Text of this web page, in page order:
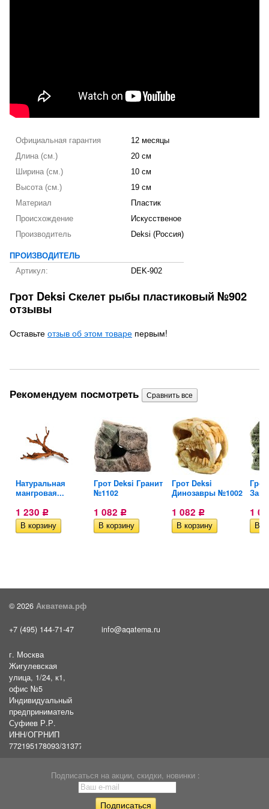
Официальная гарантия
12 месяцы
Длина (см.)
20 см
Ширина (см.)
10 см
Высота (см.)
19 см
Материал
Пластик
Происхождение
Искусственое
Производитель
Deksi (Россия)
ПРОИЗВОДИТЕЛЬ
Артикул:
DEK-902
Грот Deksi Скелет рыбы пластиковый №902
отзывы
Оставьте отзыв об этом товаре первым!
Рекомендуем посмотреть
Натуральная
мангровая...
1 230 Р
Грот Deksi Гранит
№1102
1 082 Р
Грот Deksi
Динозавры №1002
1 082 Р 1
© 2026 Акватема.рф
+7 (495) 144-71-47 info@aqatema.ru
г. Москва
Жигулевская
улица, 1/24, к1,
офис №5
Индивидуальный
предприниматель
Суфиев Р.Р.
ИНН/ОГРНИП
772195178093/31377461610054
Подписаться на акции, скидки, новинки :